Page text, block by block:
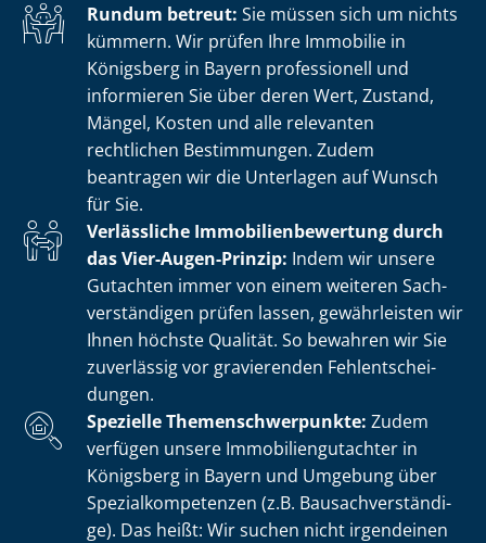
Rundum betreut: Sie müssen sich um nichts
kümmern. Wir prüfen Ihre Immobilie in
Königsberg in Bayern professionell und
informieren Sie über deren Wert, Zustand,
Mängel, Kosten und alle relevanten
rechtlichen Bestimmungen. Zudem
beantragen wir die Unterlagen auf Wunsch
für Sie.
Verlässliche Im­mo­bi­li­en­be­wer­tung durch
das Vier-Augen-Prinzip: Indem wir unsere
Gutachten immer von einem weiteren Sach­
ver­stän­di­gen prüfen lassen, gewährleisten wir
Ihnen höchste Qualität. So bewahren wir Sie
zuverlässig vor gravierenden Fehl­ent­schei­
dun­gen.
Spezielle The­men­schwer­punk­te: Zudem
verfügen unsere Im­mo­bi­li­en­gut­ach­ter in
Königsberg in Bayern und Umgebung über
Spe­zi­al­kom­pe­ten­zen (z.B. Bau­sach­ver­stän­di­
ge). Das heißt: Wir suchen nicht irgendeinen